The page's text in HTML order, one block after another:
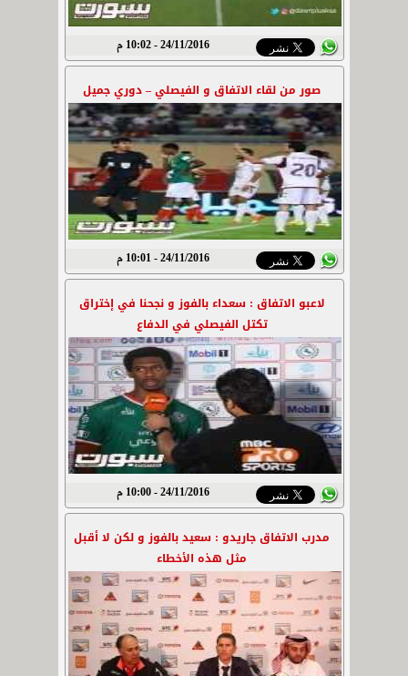
24/11/2016 - 10:02 م
صور من لقاء الاتفاق و الفيصلي – دوري جميل
24/11/2016 - 10:01 م
لاعبو الاتفاق : سعداء بالفوز و نجحنا في إختراق
تكتل الفيصلي في الدفاع
24/11/2016 - 10:00 م
مدرب الاتفاق جاريدو : سعيد بالفوز و لكن لا أقبل
مثل هذه الأخطاء